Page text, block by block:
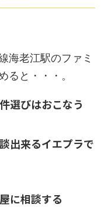
海老江駅のファミ
ると・・・。
選びはおこなう
出来るイエプラで
に相談する